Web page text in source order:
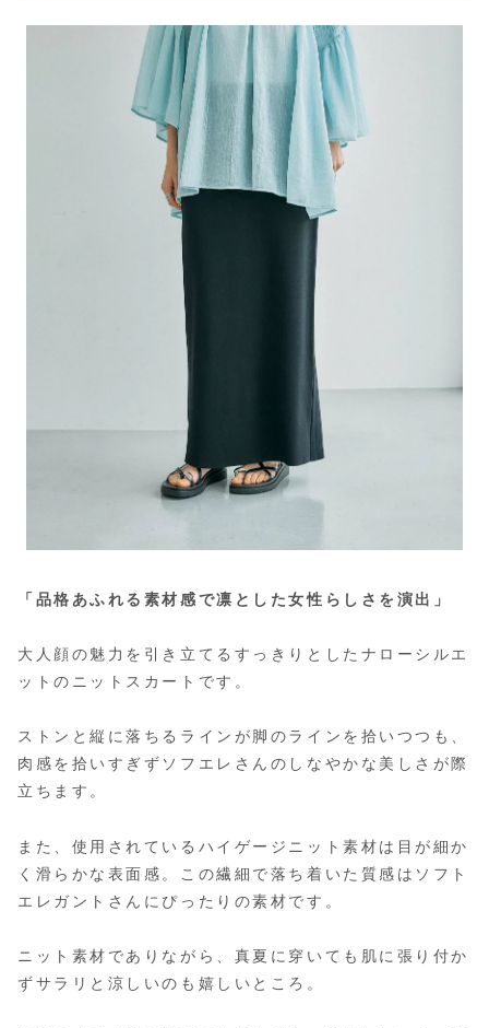
「品格あふれる素材感で凛とした女性らしさを演出」
大人顔の魅力を引き立てるすっきりとしたナローシルエ
ットのニットスカートです。
ストンと縦に落ちるラインが脚のラインを拾いつつも、
肉感を拾いすぎずソフエレさんのしなやかな美しさが際
立ちます。
また、使用されているハイゲージニット素材は目が細か
く滑らかな表面感。この繊細で落ち着いた質感はソフト
エレガントさんにぴったりの素材です。
ニット素材でありながら、真夏に穿いても肌に張り付か
ずサラリと涼しいのも嬉しいところ。